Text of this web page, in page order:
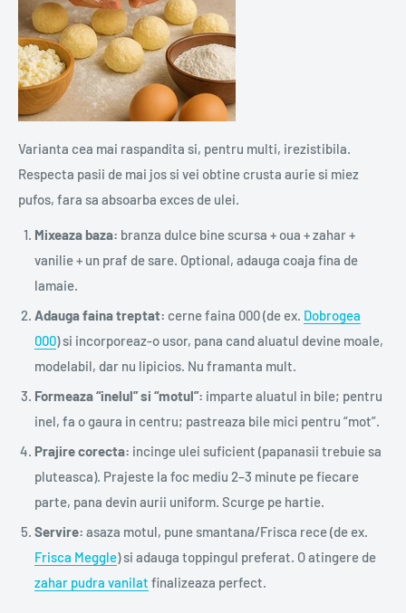
Varianta cea mai raspandita si, pentru multi, irezistibila.
Respecta pasii de mai jos si vei obtine crusta aurie si miez
pufos, fara sa absoarba exces de ulei.
Mixeaza baza: branza dulce bine scursa + oua + zahar +
vanilie + un praf de sare. Optional, adauga coaja fina de
lamaie.
Adauga faina treptat: cerne faina 000 (de ex. Dobrogea
000) si incorporeaz-o usor, pana cand aluatul devine moale,
modelabil, dar nu lipicios. Nu framanta mult.
Formeaza “inelul” si “motul”: imparte aluatul in bile; pentru
inel, fa o gaura in centru; pastreaza bile mici pentru “mot”.
Prajire corecta: incinge ulei suficient (papanasii trebuie sa
pluteasca). Prajeste la foc mediu 2–3 minute pe fiecare
parte, pana devin aurii uniform. Scurge pe hartie.
Servire: asaza motul, pune smantana/Frisca rece (de ex.
Frisca Meggle) si adauga toppingul preferat. O atingere de
zahar pudra vanilat finalizeaza perfect.